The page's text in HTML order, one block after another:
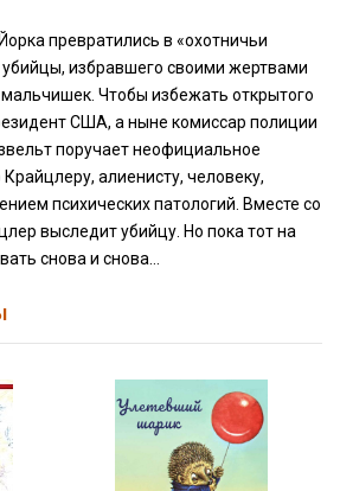
превратились в «охотничьи
избравшего своими жертвами
Чтобы избежать открытого
США, а ныне комиссар полиции
поручает неофициальное
алиенисту, человеку,
психических патологий. Вместе со
выследит убийцу. Но пока тот на
снова и снова…